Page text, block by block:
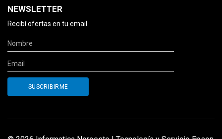
NEWSLETTER
Recibí ofertas en tu email